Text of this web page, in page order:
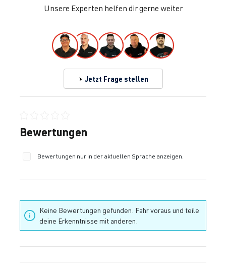
Unsere Experten helfen dir gerne weiter
Jetzt Frage stellen
Durchschnittliche Bewertung von 0 von 5 Sternen
Bewertungen
Bewertungen nur in der aktuellen Sprache anzeigen.
Keine Bewertungen gefunden. Fahr voraus und teile
deine Erkenntnisse mit anderen.